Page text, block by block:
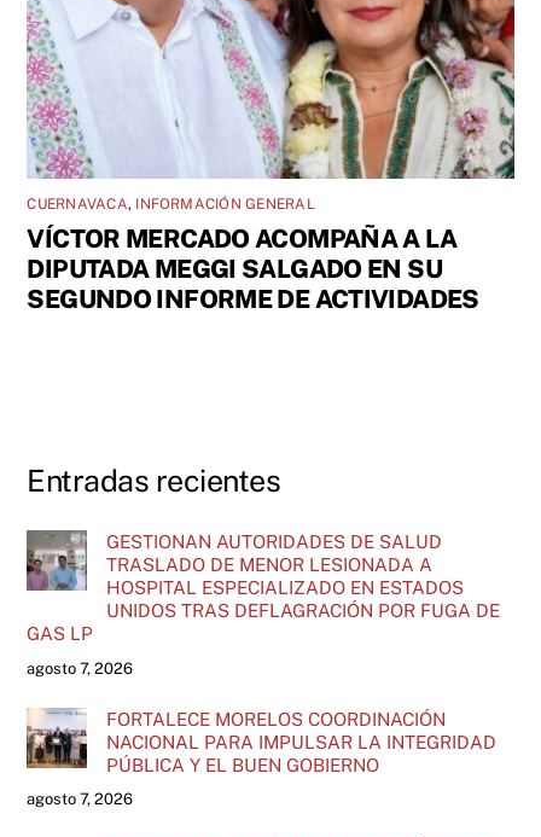
CUERNAVACA, INFORMACIÓN GENERAL
VÍCTOR MERCADO ACOMPAÑA A LA
DIPUTADA MEGGI SALGADO EN SU
SEGUNDO INFORME DE ACTIVIDADES
Entradas recientes
GESTIONAN AUTORIDADES DE SALUD
TRASLADO DE MENOR LESIONADA A
HOSPITAL ESPECIALIZADO EN ESTADOS
UNIDOS TRAS DEFLAGRACIÓN POR FUGA DE
GAS LP
agosto 7, 2026
FORTALECE MORELOS COORDINACIÓN
NACIONAL PARA IMPULSAR LA INTEGRIDAD
PÚBLICA Y EL BUEN GOBIERNO
agosto 7, 2026